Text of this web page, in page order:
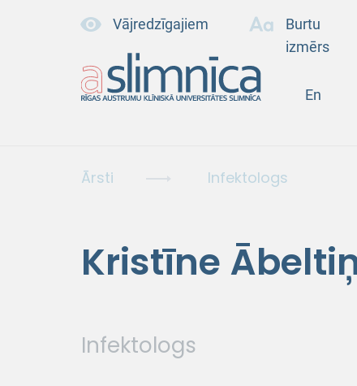
Vājredzīgajiem
Burtu
izmērs
En
Ārsti Infektologs
Kristīne
Infektologs